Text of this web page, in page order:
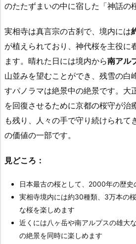
のたたずまいの中に宿した「神話の
実相寺は真言宗の古刹で、境内には
が植えられており、神代桜を主役に
ます。晴れた日には境内から南アル
山並みを望むことができ、残雪の白
すパノラマは絶景中の絶景です。大
を回復させるために京都の桜守が治
も残り、人々の手で守り続けられて
の価値の一部です。
見どころ：
日本最古の桜として、2000年の歴史
実相寺境内には約30種類、3万本の
な桜を楽しめます
近くには八ヶ岳や南アルプスの雄大
の絶景を同時に楽しめます